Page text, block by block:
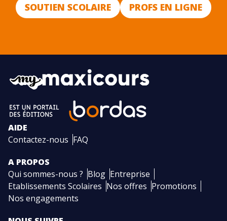
SOUTIEN SCOLAIRE PROFS EN LIGNE
AIDE
Contactez-nous FAQ
A PROPOS
Qui sommes-nous ? Blog Entreprise
Etablissements Scolaires Nos offres Promotions
Nos engagements